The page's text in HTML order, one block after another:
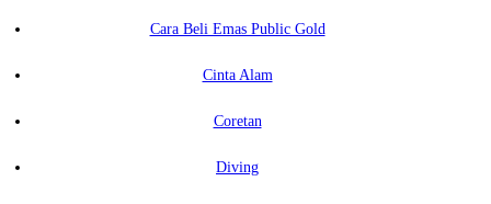
Cara Beli Emas Public Gold
Cinta Alam
Coretan
Diving